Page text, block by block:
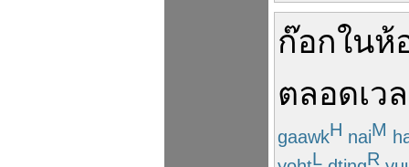
ก๊อกในห้
ตลอดเว
gaawkH naiM
L R